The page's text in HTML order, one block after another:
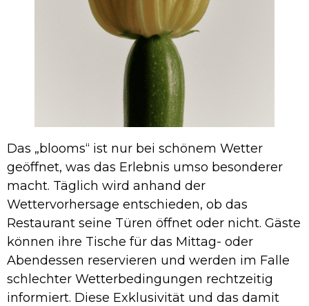
Das „blooms“ ist nur bei schönem Wetter
geöffnet, was das Erlebnis umso besonderer
macht. Täglich wird anhand der
Wettervorhersage entschieden, ob das
Restaurant seine Türen öffnet oder nicht. Gäste
können ihre Tische für das Mittag- oder
Abendessen reservieren und werden im Falle
schlechter Wetterbedingungen rechtzeitig
informiert. Diese Exklusivität und das damit